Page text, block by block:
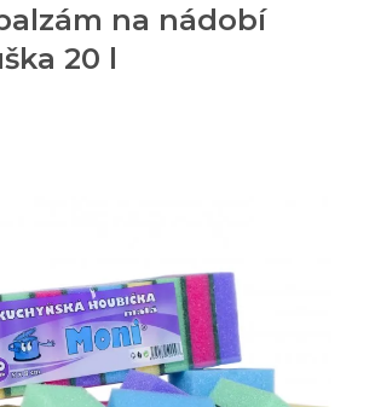
na nádobí
20 l